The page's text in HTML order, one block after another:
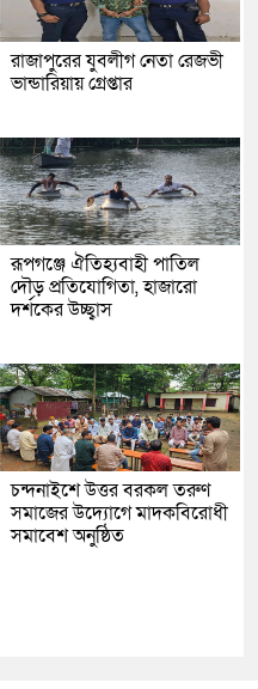
রাজাপুরের যুবলীগ নেতা রেজভী
ভান্ডারিয়ায় গ্রেপ্তার
রূপগঞ্জে ঐতিহ্যবাহী পাতিল
দৌড় প্রতিযোগিতা, হাজারো
দর্শকের উচ্ছ্বাস
চন্দনাইশে উত্তর বরকল তরুণ
সমাজের উদ্যোগে মাদকবিরোধী
সমাবেশ অনুষ্ঠিত